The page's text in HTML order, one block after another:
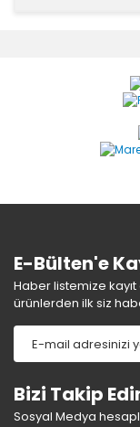
Ürün resmi
Ürün
Ürün
E-Bülten'e
Haber listemize
ürünlerden ilk siz
Bizi Takip
Sosyal Medya